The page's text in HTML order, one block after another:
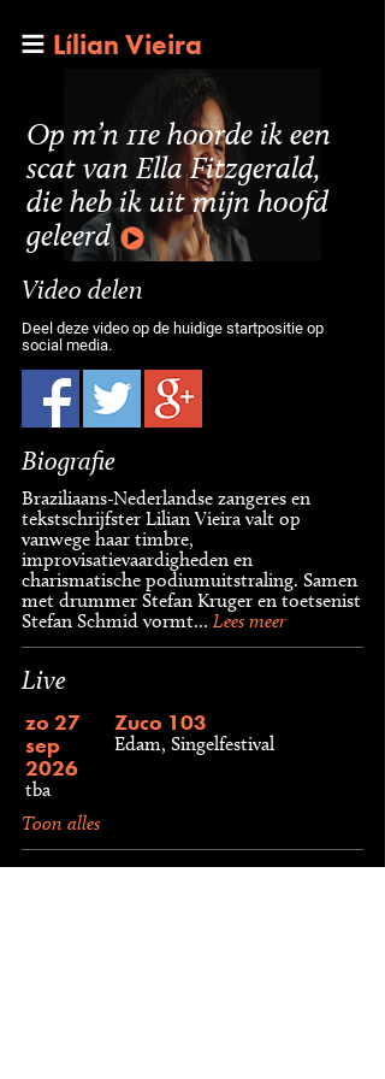
Lílian Vieira
Op m’n 11e hoorde ik een
scat van Ella Fitzgerald,
die heb ik uit mijn hoofd
geleerd
Video delen
Deel deze video op de huidige startpositie op
social media.
Biografie
Braziliaans-Nederlandse zangeres en
tekstschrijfster Lilian Vieira valt op
vanwege haar timbre,
improvisatievaardigheden en
charismatische podiumuitstraling. Samen
met drummer Stefan Kruger en toetsenist
Stefan Schmid vormt... Lees meer
Live
zo 27
sep
2026
tba
Zuco 103
Edam, Singelfestival
Toon alles